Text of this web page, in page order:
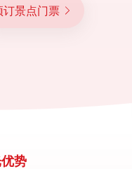
订景点门票
势